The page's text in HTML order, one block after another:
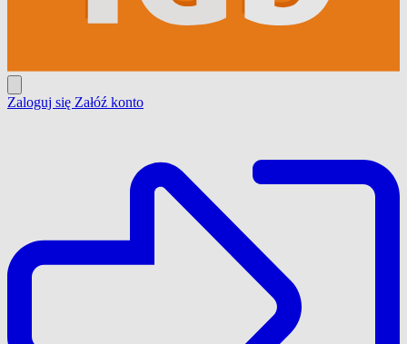
Zaloguj się Załóź konto